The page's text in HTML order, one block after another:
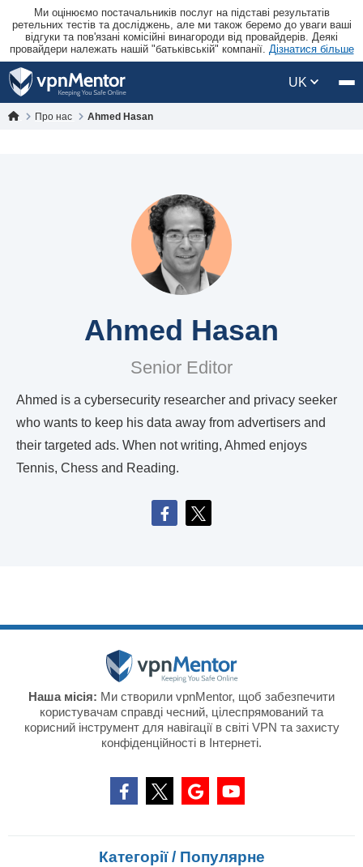
Ми оцінюємо постачальників послуг на підставі результатів
ретельних тестів та досліджень, але ми також беремо до уваги ваші
відгуки та пов'язані комісійні винагороди від провайдерів. Деякі
провайдери належать нашій "батьківській" компанії. Дізнатися більше
UK
Про нас Ahmed Hasan
Ahmed Hasan
Senior Editor
Ahmed is a cybersecurity researcher and privacy seeker
who wants to keep his data away from advertisers and
their targeted ads. When not writing, Ahmed enjoys
Tennis, Chess and Reading.
Наша місія: Ми створили vpnMentor, щоб забезпечити
користувачам справді чесний, цілеспрямований та
корисний інструмент для навігації в світі VPN та захисту
конфіденційності в Інтернеті.
Категорії / Популярне